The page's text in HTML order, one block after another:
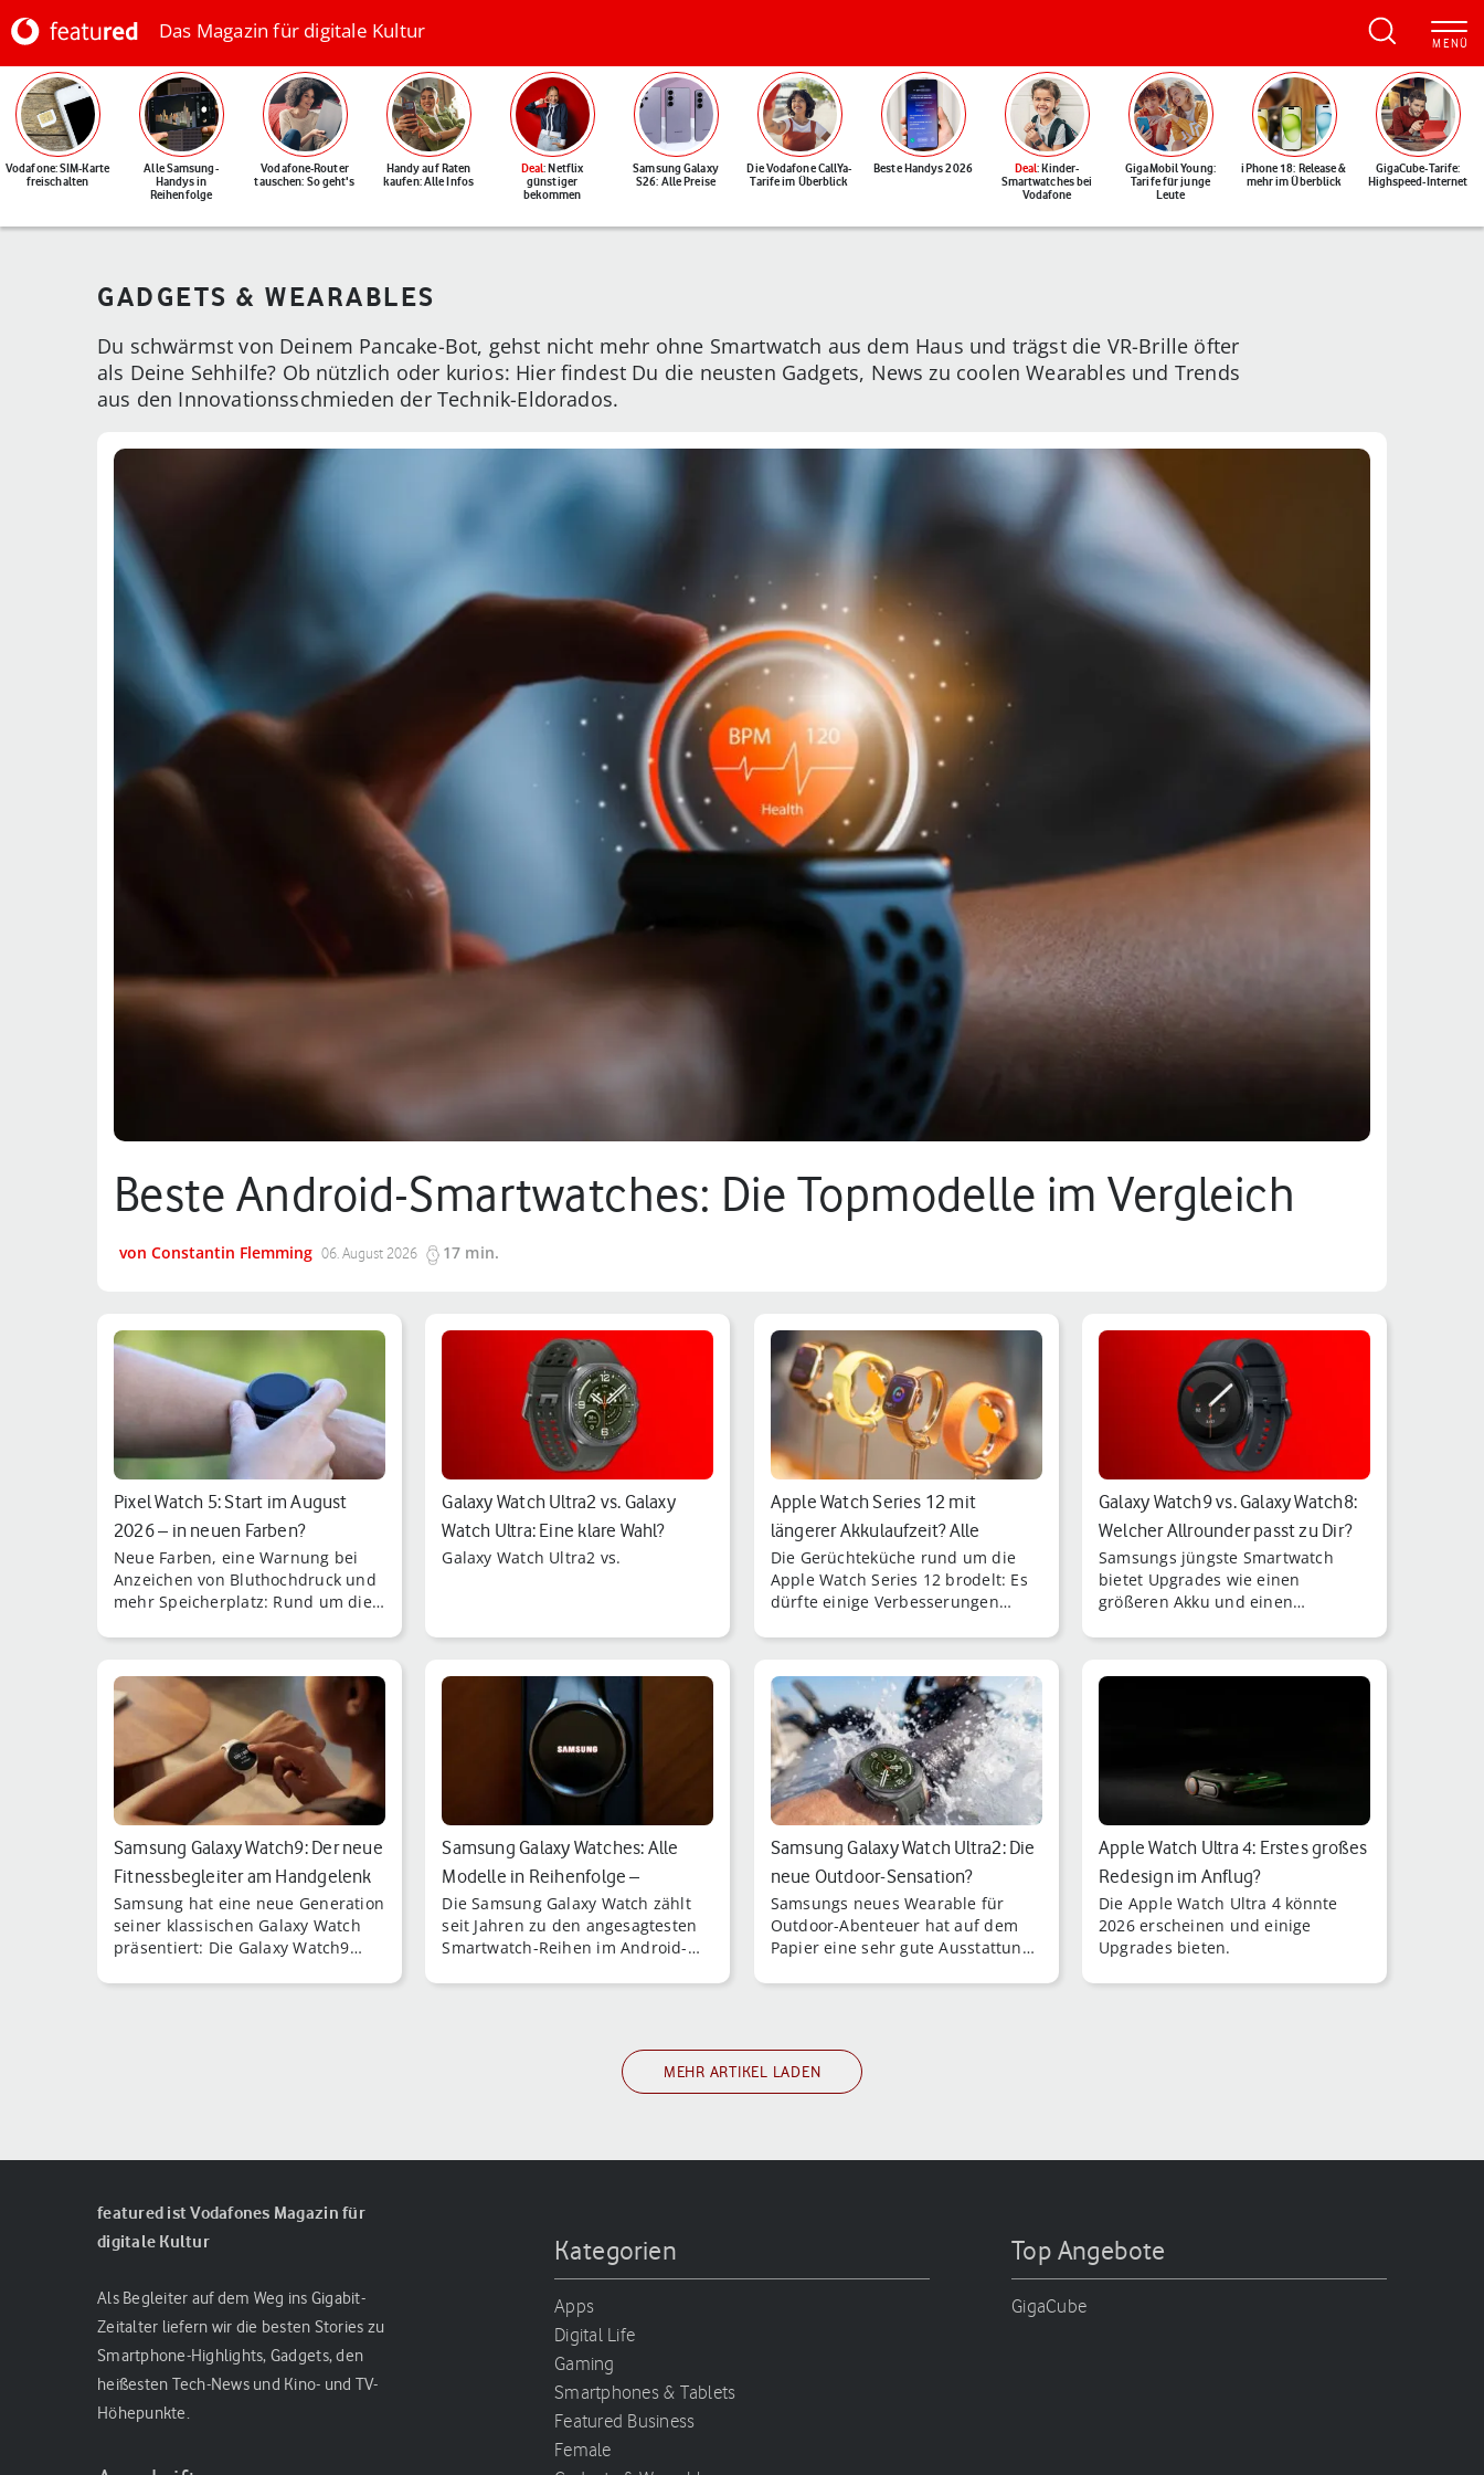
Das Magazin für digitale Kultur
Vodafone: SIM-Karte
freischalten
Alle Samsung-
Handys in
Reihenfolge
Vodafone-Router
tauschen: So geht's
Handy auf Raten
kaufen: Alle Infos
Deal: Netflix
günstiger
bekommen
Samsung Galaxy
S26: Alle Preise
Die Vodafone CallYa-
Tarife im Überblick
Beste Handys 2026 Deal: Kinder-
Smartwatches bei
Vodafone
GigaMobil Young:
Tarife für junge
Leute
iPhone 18: Release &
mehr im Überblick
GigaCube-Tarife:
Highspeed-Internet
GADGETS & WEARABLES
Du schwärmst von Deinem Pancake-Bot, gehst nicht mehr ohne Smartwatch aus dem Haus und trägst die VR-Brille öfter
als Deine Sehhilfe? Ob nützlich oder kurios: Hier findest Du die neusten Gadgets, News zu coolen Wearables und Trends
aus den Innovationsschmieden der Technik-Eldorados.
Beste Android-Smartwatches: Die Topmodelle im Vergleich
von Constantin Flemming 06. August 2026 17 min.
Pixel Watch 5: Start im August
2026 – in neuen Farben?
Neue Farben, eine Warnung bei
Anzeichen von Bluthochdruck und
mehr Speicherplatz: Rund um die
Galaxy Watch Ultra2 vs. Galaxy
Watch Ultra: Eine klare Wahl?
Galaxy Watch Ultra2 vs.
Apple Watch Series 12 mit
längerer Akkulaufzeit? Alle
Gerüchte
Die Gerüchteküche rund um die
Apple Watch Series 12 brodelt: Es
dürfte einige Verbesserungen
Galaxy Watch9 vs. Galaxy Watch8:
Welcher Allrounder passt zu Dir?
Samsungs jüngste Smartwatch
bietet Upgrades wie einen
größeren Akku und einen
Samsung Galaxy Watch9: Der neue
Fitnessbegleiter am Handgelenk
Samsung hat eine neue Generation
seiner klassischen Galaxy Watch
präsentiert: Die Galaxy Watch9
Samsung Galaxy Watches: Alle
Modelle in Reihenfolge –
Hauptserie,…
Die Samsung Galaxy Watch zählt
seit Jahren zu den angesagtesten
Smartwatch-Reihen im Android-
Samsung Galaxy Watch Ultra2: Die
neue Outdoor-Sensation?
Samsungs neues Wearable für
Outdoor-Abenteuer hat auf dem
Papier eine sehr gute Ausstattung:
Apple Watch Ultra 4: Erstes großes
Redesign im Anflug?
Die Apple Watch Ultra 4 könnte
2026 erscheinen und einige
Upgrades bieten.
MEHR ARTIKEL LADEN
featured ist Vodafones Magazin für
digitale Kultur
Als Begleiter auf dem Weg ins Gigabit-
Zeitalter liefern wir die besten Stories zu
Smartphone-Highlights, Gadgets, den
heißesten Tech-News und Kino- und TV-
Höhepunkte.
Kategorien
Apps
Digital Life
Gaming
Smartphones & Tablets
Featured Business
Female
Top Angebote
GigaCube